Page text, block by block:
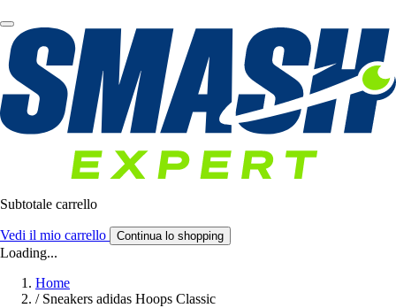
Subtotale carrello
Vedi il mio carrello Continua lo shopping
Loading...
Home
/ Sneakers adidas Hoops Classic